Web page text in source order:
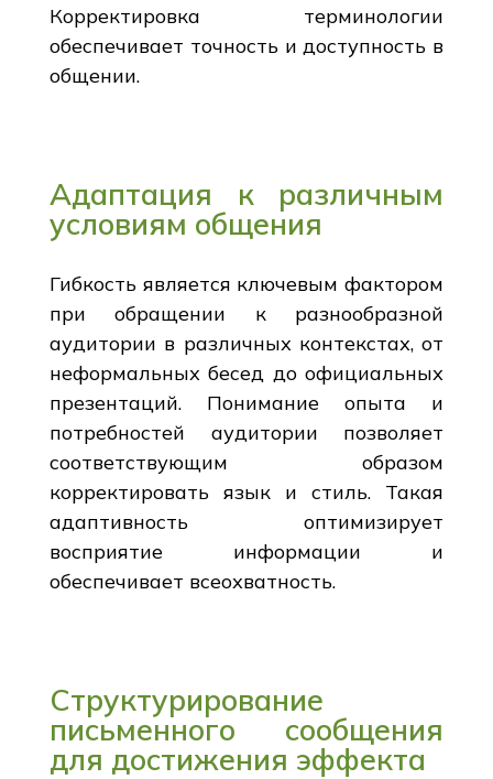
Корректировка терминологии
обеспечивает точность и доступность в
общении.
Адаптация к различным
условиям общения
Гибкость является ключевым фактором
при обращении к разнообразной
аудитории в различных контекстах, от
неформальных бесед до официальных
презентаций. Понимание опыта и
потребностей аудитории позволяет
соответствующим образом
корректировать язык и стиль. Такая
адаптивность оптимизирует
восприятие информации и
обеспечивает всеохватность.
Структурирование
письменного сообщения
для достижения эффекта